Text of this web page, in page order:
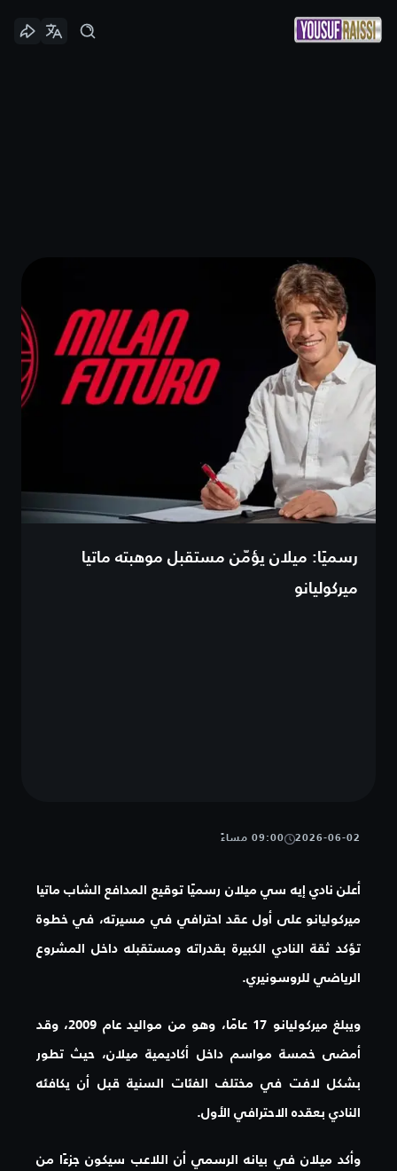
رسميًا: ميلان يؤمّن مستقبل موهبته ماتيا
ميركوليانو
2026-06-02 09:00 مساءً
أعلن نادي إيه سي ميلان رسميًا توقيع المدافع الشاب ماتيا
ميركوليانو على أول عقد احترافي في مسيرته، في خطوة
تؤكد ثقة النادي الكبيرة بقدراته ومستقبله داخل المشروع
الرياضي للروسونيري.
ويبلغ ميركوليانو 17 عامًا، وهو من مواليد عام 2009، وقد
أمضى خمسة مواسم داخل أكاديمية ميلان، حيث تطور
بشكل لافت في مختلف الفئات السنية قبل أن يكافئه
النادي بعقده الاحترافي الأول.
وأكد ميلان في بيانه الرسمي أن اللاعب سيكون جزءًا من